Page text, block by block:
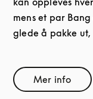
mens et par
glede å pakke
Mer info
Link